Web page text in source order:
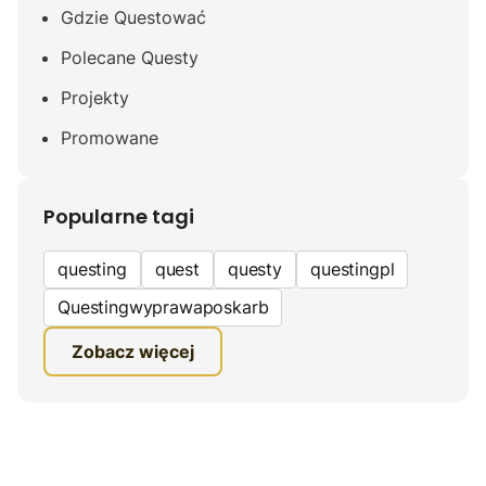
Gdzie Questować
Polecane Questy
Projekty
Promowane
Popularne tagi
questing quest questy
questingpl
Questingwyprawaposkarb
edukacyjna gra terenowa
fundacja questingu
Zobacz więcej